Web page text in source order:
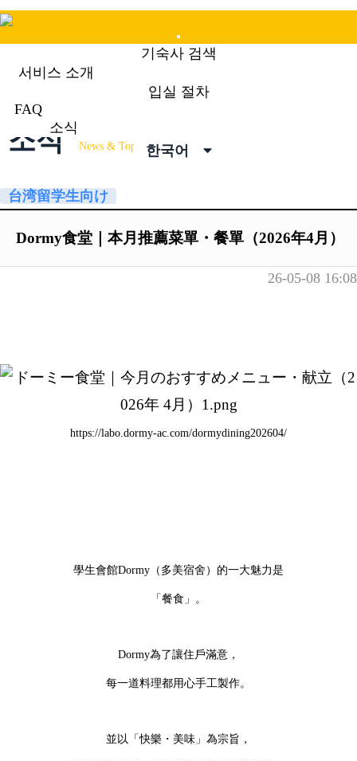
Mobile
Menu
기숙사 검색
서비스 소개
입실 절차
FAQ
소식
한국어
소식 News & Topics
台湾留学生向け
Dormy食堂｜本月推薦菜單・餐單（2026年4月）
26-05-08 16:08
https://labo.dormy-ac.com/dormydining202604/
學生會館Dormy（多美宿舍）的一大魅力是
「餐食」。
Dormy為了讓住戶滿意，
每一道料理都用心手工製作。
並以「快樂・美味」為宗旨，